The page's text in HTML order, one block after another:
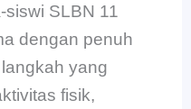
SLBN 11
dengan penuh
yang
fisik,